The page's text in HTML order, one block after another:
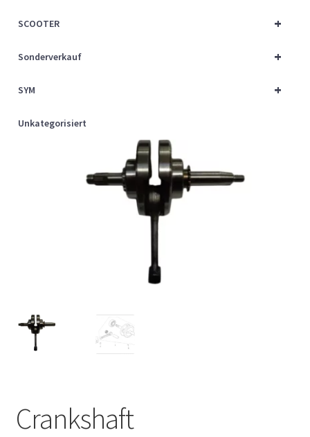
+
SCOOTER
+
Sonderverkauf
+
SYM
Unkategorisiert
Crankshaft